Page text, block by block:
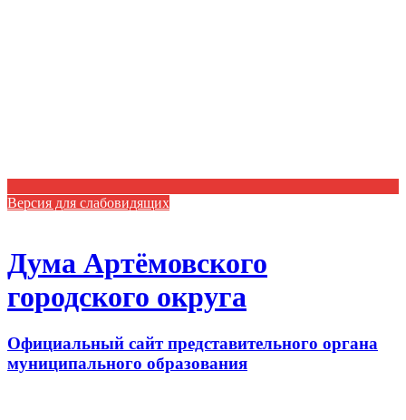
Версия для слабовидящих
Дума Артёмовского
городского округа
Официальный сайт представительного органа
муниципального образования